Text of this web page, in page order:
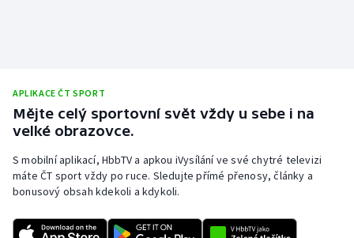
APLIKACE ČT SPORT
Mějte celý sportovní svět vždy u sebe i na
velké obrazovce.
S mobilní aplikací, HbbTV a apkou iVysílání ve své chytré televizi
máte ČT sport vždy po ruce. Sledujte přímé přenosy, články a
bonusový obsah kdekoli a kdykoli.